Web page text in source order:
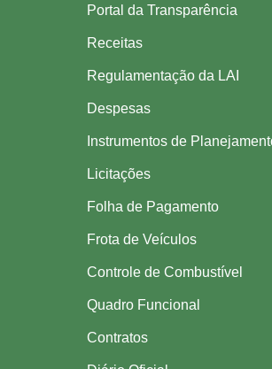
Portal da Transparência
Receitas
Regulamentação da LAI
Despesas
Instrumentos de
Licitações
Folha de Pagamento
Frota de Veículos
Controle de Combustível
Quadro Funcional
Contratos